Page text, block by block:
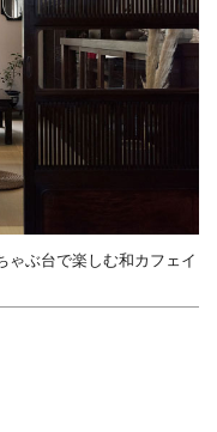
ゃぶ台で楽しむ和カフェイ